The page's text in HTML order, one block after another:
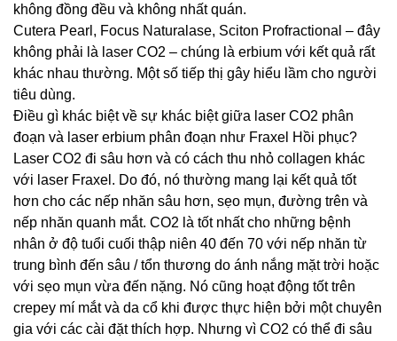
không đồng đều và không nhất quán.
Cutera Pearl, Focus Naturalase, Sciton Profractional – đây
không phải là laser CO2 – chúng là erbium với kết quả rất
khác nhau thường. Một số tiếp thị gây hiểu lầm cho người
tiêu dùng.
Điều gì khác biệt về sự khác biệt giữa laser CO2 phân
đoạn và laser erbium phân đoạn như Fraxel Hồi phục?
Laser CO2 đi sâu hơn và có cách thu nhỏ collagen khác
với laser Fraxel. Do đó, nó thường mang lại kết quả tốt
hơn cho các nếp nhăn sâu hơn, sẹo mụn, đường trên và
nếp nhăn quanh mắt. CO2 là tốt nhất cho những bệnh
nhân ở độ tuổi cuối thập niên 40 đến 70 với nếp nhăn từ
trung bình đến sâu / tổn thương do ánh nắng mặt trời hoặc
với sẹo mụn vừa đến nặng. Nó cũng hoạt động tốt trên
crepey mí mắt và da cổ khi được thực hiện bởi một chuyên
gia với các cài đặt thích hợp. Nhưng vì CO2 có thể đi sâu